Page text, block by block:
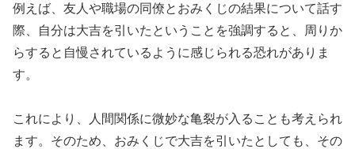
例えば、友人や職場の同僚とおみくじの結果について話す
際、自分は大吉を引いたということを強調すると、周りか
らすると自慢されているように感じられる恐れがありま
す。
これにより、人間関係に微妙な亀裂が入ることも考えられ
ます。そのため、おみくじで大吉を引いたとしても、その